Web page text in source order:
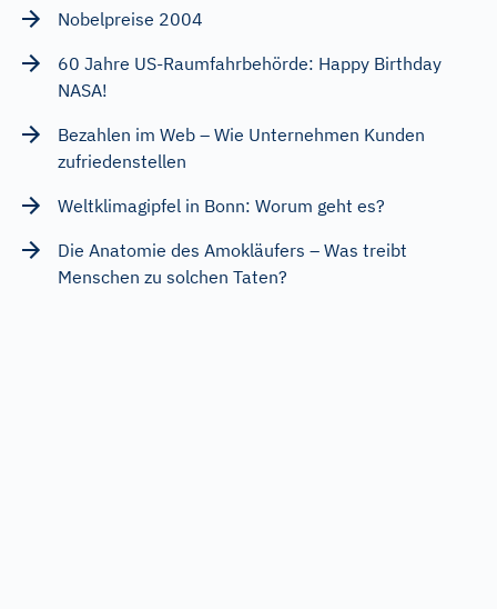
Nobelpreise 2004
60 Jahre US-Raumfahrbehörde: Happy Birthday
NASA!
Bezahlen im Web – Wie Unternehmen Kunden
zufriedenstellen
Weltklimagipfel in Bonn: Worum geht es?
Die Anatomie des Amokläufers – Was treibt
Menschen zu solchen Taten?